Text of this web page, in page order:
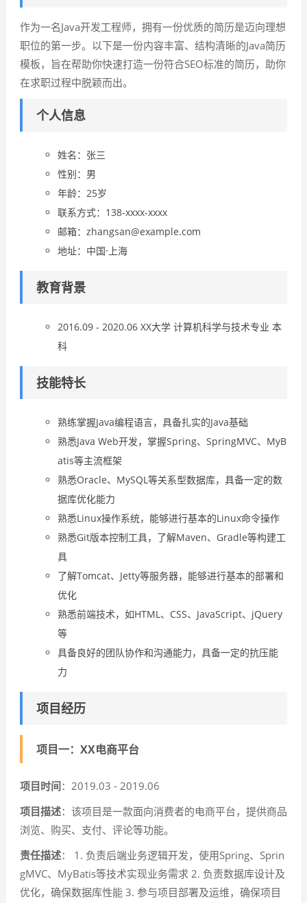
作为一名Java开发工程师，拥有一份优质的简历是迈向理想
职位的第一步。以下是一份内容丰富、结构清晰的Java简历
模板，旨在帮助你快速打造一份符合SEO标准的简历，助你
在求职过程中脱颖而出。
个人信息
姓名：张三
性别：男
年龄：25岁
联系方式：138-xxxx-xxxx
邮箱：zhangsan@example.com
地址：中国·上海
教育背景
2016.09 - 2020.06 XX大学 计算机科学与技术专业 本
科
技能特长
熟练掌握Java编程语言，具备扎实的Java基础
熟悉Java Web开发，掌握Spring、SpringMVC、MyB
atis等主流框架
熟悉Oracle、MySQL等关系型数据库，具备一定的数
据库优化能力
熟悉Linux操作系统，能够进行基本的Linux命令操作
熟悉Git版本控制工具，了解Maven、Gradle等构建工
具
了解Tomcat、Jetty等服务器，能够进行基本的部署和
优化
熟悉前端技术，如HTML、CSS、JavaScript、jQuery
等
具备良好的团队协作和沟通能力，具备一定的抗压能
力
项目经历
项目一：XX电商平台
项目时间：2019.03 - 2019.06
项目描述：该项目是一款面向消费者的电商平台，提供商品
浏览、购买、支付、评论等功能。
责任描述： 1. 负责后端业务逻辑开发，使用Spring、Sprin
gMVC、MyBatis等技术实现业务需求 2. 负责数据库设计及
优化，确保数据库性能 3. 参与项目部署及运维，确保项目